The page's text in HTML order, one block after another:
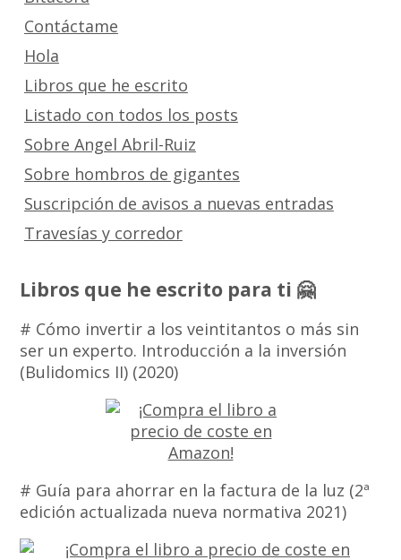
Contáctame
Hola
Libros que he escrito
Listado con todos los posts
Sobre Angel Abril-Ruiz
Sobre hombros de gigantes
Suscripción de avisos a nuevas entradas
Travesías y corredor
Libros que he escrito para ti 🤗
# Cómo invertir a los veintitantos o más sin
ser un experto. Introducción a la inversión
(Bulidomics II) (2020)
# Guía para ahorrar en la factura de la luz (2ª
edición actualizada nueva normativa 2021)